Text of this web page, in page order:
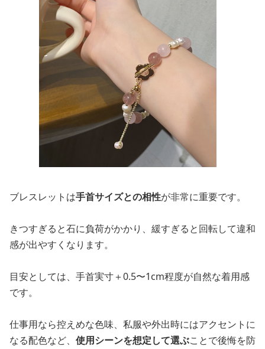
ブレスレットは手首サイズとの相性が非常に重要です。
きつすぎると石に負荷がかかり、緩すぎると回転して違和
感が出やすくなります。
目安としては、手首実寸＋0.5〜1cm程度が自然な着用感
です。
仕事用なら控えめな色味、私服や外出時にはアクセントに
なる配色など、 使用シーンを想定して選ぶことで後悔を防